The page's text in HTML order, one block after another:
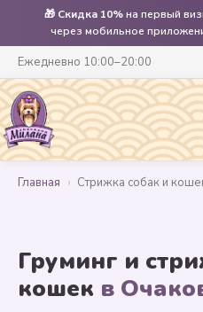
🎁 Скидка 10%на первый
через мобильное
Ежедневно 10:00–20:00
Главная › Стрижка собак и
Груминг и
кошек в